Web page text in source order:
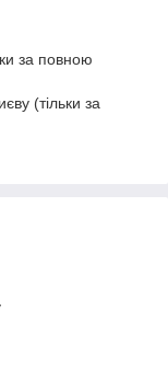
за повною
(тільки за